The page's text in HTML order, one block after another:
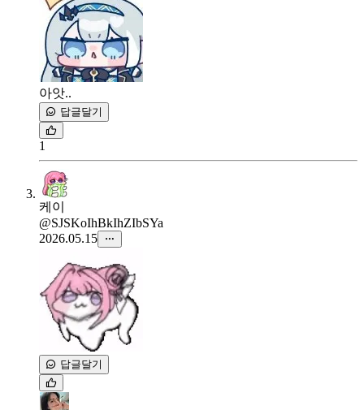
아앗..
답글달기
1
케이
@SJSKoIhBkIhZIbSYa
2026.05.15
답글달기